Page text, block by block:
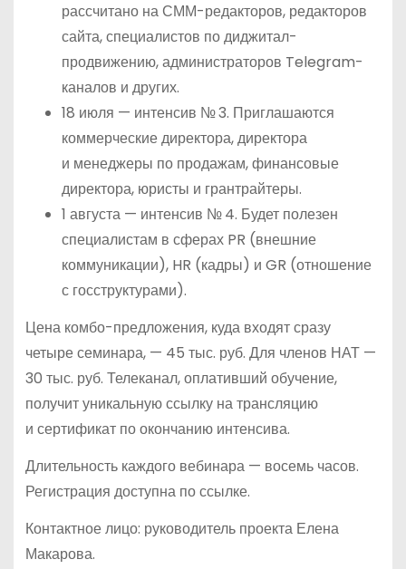
рассчитано на СММ-редакторов, редакторов
сайта, специалистов по диджитал-
продвижению, администраторов Telegram-
каналов и других.
18 июля — интенсив № 3. Приглашаются
коммерческие директора, директора
и менеджеры по продажам, финансовые
директора, юристы и грантрайтеры.
1 августа — интенсив № 4. Будет полезен
специалистам в сферах PR (внешние
коммуникации), HR (кадры) и GR (отношение
с госструктурами).
Цена комбо-предложения, куда входят сразу
четыре семинара, — 45 тыс. руб. Для членов НАТ —
30 тыс. руб. Телеканал, оплативший обучение,
получит уникальную ссылку на трансляцию
и сертификат по окончанию интенсива.
Длительность каждого вебинара — восемь часов.
Регистрация доступна по ссылке.
Контактное лицо: руководитель проекта Елена
Макарова.